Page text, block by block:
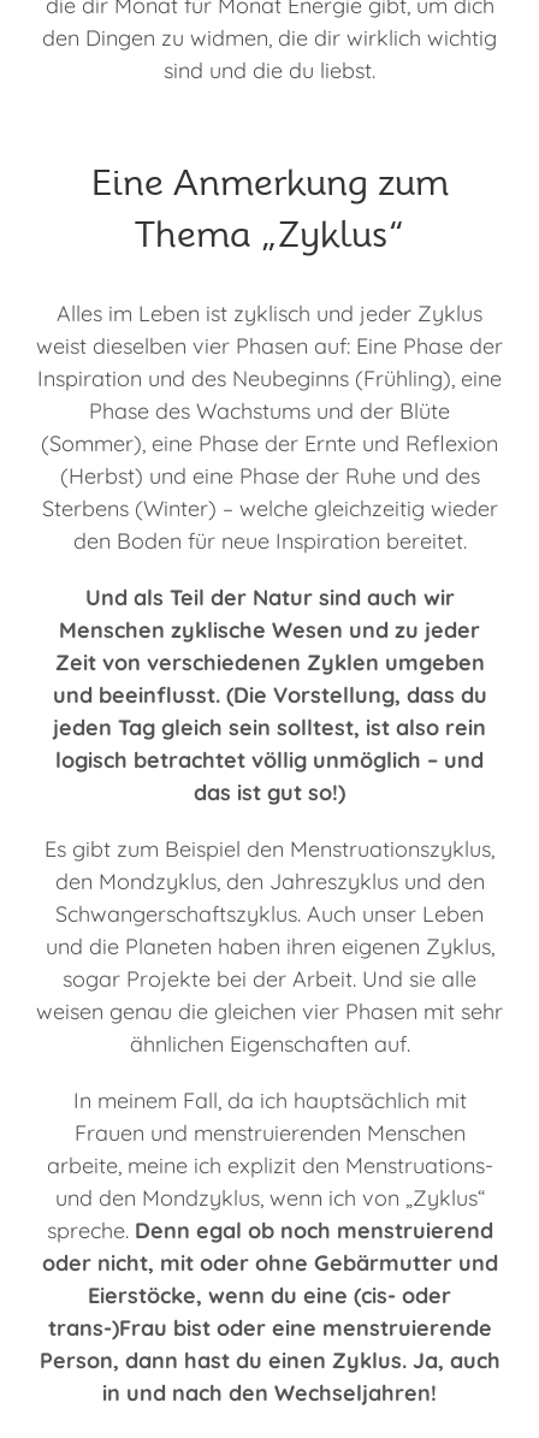
den Dingen zu widmen, die dir wirklich wichtig
sind und die du liebst.
Eine Anmerkung zum
Thema „Zyklus“
Alles im Leben ist zyklisch und jeder Zyklus
weist dieselben vier Phasen auf: Eine Phase der
Inspiration und des Neubeginns (Frühling), eine
Phase des Wachstums und der Blüte
(Sommer), eine Phase der Ernte und Reflexion
(Herbst) und eine Phase der Ruhe und des
Sterbens (Winter) – welche gleichzeitig wieder
den Boden für neue Inspiration bereitet.
Und als Teil der Natur sind auch wir
Menschen zyklische Wesen und zu jeder
Zeit von verschiedenen Zyklen umgeben
und beeinflusst. (Die Vorstellung, dass du
jeden Tag gleich sein solltest, ist also rein
logisch betrachtet völlig unmöglich – und
das ist gut so!)
Es gibt zum Beispiel den Menstruationszyklus,
den Mondzyklus, den Jahreszyklus und den
Schwangerschaftszyklus. Auch unser Leben
und die Planeten haben ihren eigenen Zyklus,
sogar Projekte bei der Arbeit. Und sie alle
weisen genau die gleichen vier Phasen mit sehr
ähnlichen Eigenschaften auf.
In meinem Fall, da ich hauptsächlich mit
Frauen und menstruierenden Menschen
arbeite, meine ich explizit den Menstruations-
und den Mondzyklus, wenn ich von „Zyklus“
spreche. Denn egal ob noch menstruierend
oder nicht, mit oder ohne Gebärmutter und
Eierstöcke, wenn du eine (cis- oder
trans-)Frau bist oder eine menstruierende
Person, dann hast du einen Zyklus. Ja, auch
in und nach den Wechseljahren!